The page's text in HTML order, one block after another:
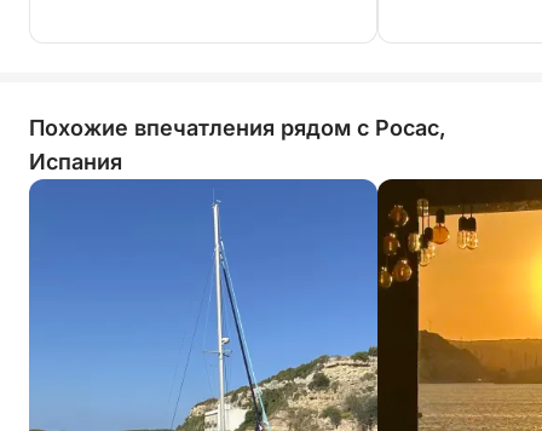
Похожие впечатления рядом с Росас,
Испания